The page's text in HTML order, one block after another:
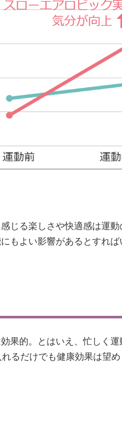
じる楽しさや快適感は運
もよい影響があるとすれば
果的。とはいえ、忙しく
るだけでも健康効果は望め